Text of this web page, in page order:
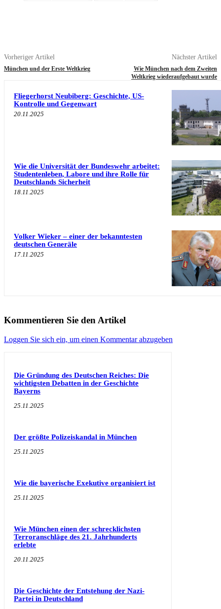
Vorheriger Artikel
München und der Erste Weltkrieg
Nächster Artikel
Wie München nach dem Zweiten
Weltkrieg wiederaufgebaut wurde
Fliegerhorst Neubiberg: Geschichte, US-
Kontrolle und Gegenwart
20.11.2025
Wie die Universität der Bundeswehr arbeitet:
Studentenleben, Labore und ihre Rolle für
Deutschlands Sicherheit
18.11.2025
Volker Wieker – einer der bekanntesten
deutschen Generäle
17.11.2025
Kommentieren Sie den Artikel
Loggen Sie sich ein, um einen Kommentar abzugeben
Die Gründung des Deutschen Reiches: Die
wichtigsten Debatten in der Geschichte
Bayerns
25.11.2025
Der größte Polizeiskandal in München
25.11.2025
Wie die bayerische Exekutive organisiert ist
25.11.2025
Wie München einen der schrecklichsten
Terroranschläge des 21. Jahrhunderts
erlebte
20.11.2025
Die Geschichte der Entstehung der Nazi-
Partei in Deutschland